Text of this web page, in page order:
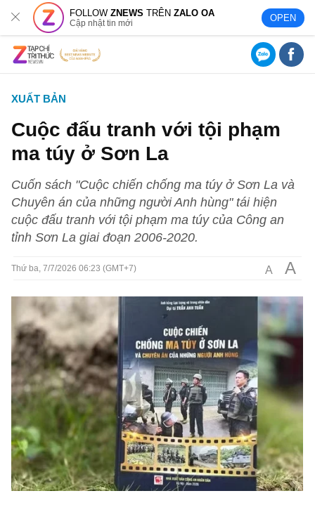
FOLLOWZNEWS TRÊNZALO OA
Cập nhật tin mới OPEN
XUẤT BẢN
Cuộc đấu tranh với tội phạm
ma túy ở Sơn La
Cuốn sách "Cuộc chiến chống ma túy ở Sơn La và
Chuyên án của những người Anh hùng" tái hiện
cuộc đấu tranh với tội phạm ma túy của Công an
tỉnh Sơn La giai đoạn 2006-2020.
Thứ ba, 7/7/2026 06:23 (GMT+7) A A